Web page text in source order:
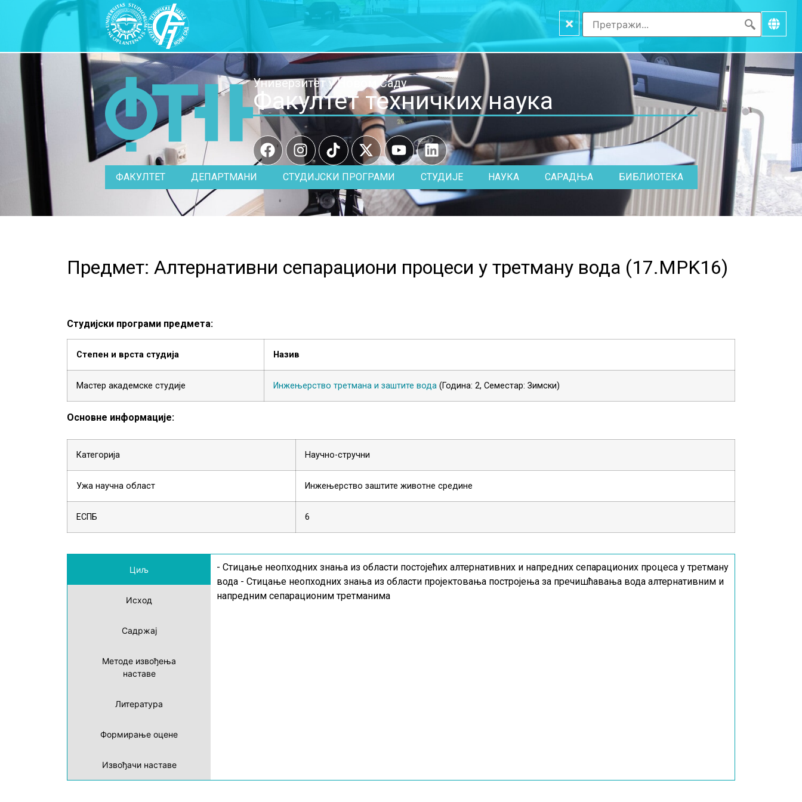
×
Универзитет у Новом Саду
Факултет техничких наука
ФАКУЛТЕТ ДЕПАРТМАНИ СТУДИЈСКИ ПРОГРАМИ СТУДИЈЕ НАУКА САРАДЊА БИБЛИОТЕКА
Предмет: Алтернативни сепарациони процеси у третману вода (17.MPK16)
Студијски програми предмета:
Степен и врста студија Назив
Мастер академске студије Инжењерство третмана и заштите вода (Година: 2, Семестар: Зимски)
Основне информације:
Категорија Научно-стручни
Ужа научна област Инжењерство заштите животне средине
ЕСПБ 6
Циљ
Исход
Садржај
Методе извођења
наставе
Литература
Формирање оцене
Извођачи наставе
- Стицање неопходних знања из области постојећих алтернативних и напредних сепарационих процеса у третману
вода - Стицање неопходних знања из области пројектовања постројења за пречишћавања вода алтернативним и
напредним сепарационим третманима